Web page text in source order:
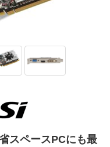
スペースPCにも最